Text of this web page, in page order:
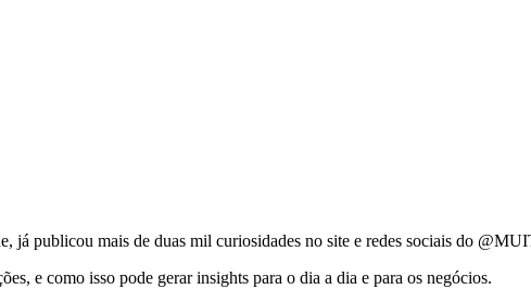
publicou mais de duas mil curiosidades no site e redes sociais do
e como isso pode gerar insights para o dia a dia e para os negócios.